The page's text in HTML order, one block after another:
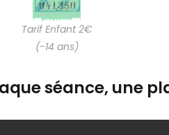
Tarif Enfant 2€
(-14 ans)
séance, une